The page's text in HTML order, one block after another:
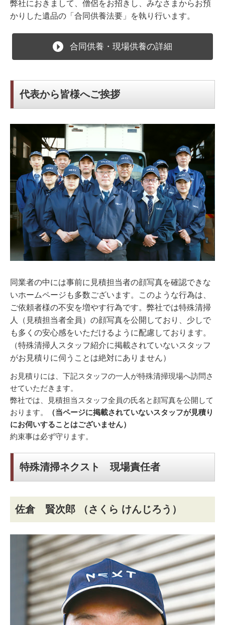
弊社におきまして、僧侶をお招きし、みなさまからお預
かりした遺品の「合同供養法要」を執り行います。
合同供養・現場供養の詳細
代表から皆様へご挨拶
同業者の中には事前に見積担当者の顔写真を確認できな
いホームページも多数ございます。このような行為は、
ご依頼者様の不安を増やす行為です。弊社では特殊清掃
人（見積担当者全員）の顔写真を公開しており、少しで
も多くの安心感をいただけるように配慮しております。
（特殊清掃人スタッフ紹介に掲載されていないスタッフ
がお見積りに伺うことは絶対にありません）
お見積りには、下記スタッフの一人が特殊清掃現場へ訪問さ
せていただきます。
弊社では、見積担当スタッフ全員の氏名と顔写真を公開して
おります。
（当ページに掲載されていないスタッフが見積り
にお伺いすることはございません）
約束事は必ず守ります。
特殊清掃ネクスト 現場責任者
佐倉 賢次郎 （さくら けんじろう）